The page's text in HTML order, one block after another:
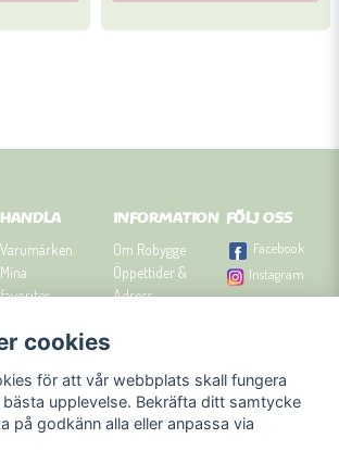
HANDLA
Varumärken
Mina
favoriter
Om cookies
Presenttips
INFORMATION
Om Robygge
Öppettider &
Adress
Kontakta oss
Nyhetsbrev
Blogg
FÖLJ OSS
Facebook
Instagram
cookies
för att vår webbplats skall fungera
upplevelse. Bekräfta ditt samtycke
på godkänn alla eller anpassa via